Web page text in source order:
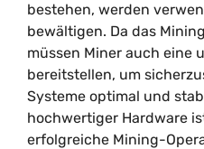
bestehen, werden
bewältigen. Da das
müssen Miner auch eine
bereitstellen, um
Systeme optimal und
hochwertiger Hardware
erfolgreiche Mining-